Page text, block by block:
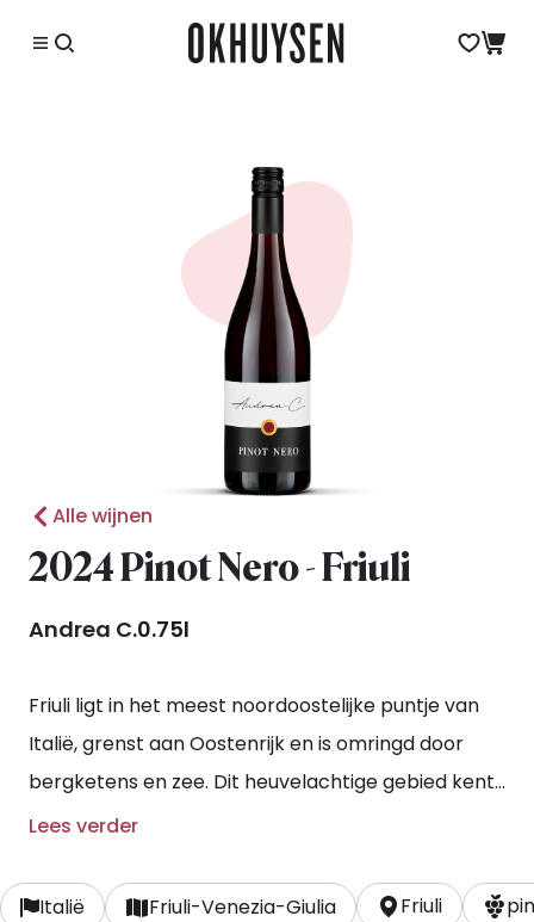
Alle wijnen
2024 Pinot Nero - Friuli
Andrea C.0.75l
Friuli ligt in het meest noordoostelijke puntje van
Italië, grenst aan Oostenrijk en is omringd door
bergketens en zee. Dit heuvelachtige gebied kent
over het algemeen natte winters maar droge
schimmelgevoelige pinot noir.
Lees verder
Italië Friuli-Venezia-Giulia Friuli